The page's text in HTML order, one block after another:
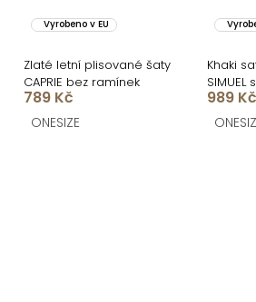
Vyrobeno v EU
Zlaté letní plisované šaty
CAPRIE bez ramínek
789 Kč
ONESIZE
Khaki
989 Kč